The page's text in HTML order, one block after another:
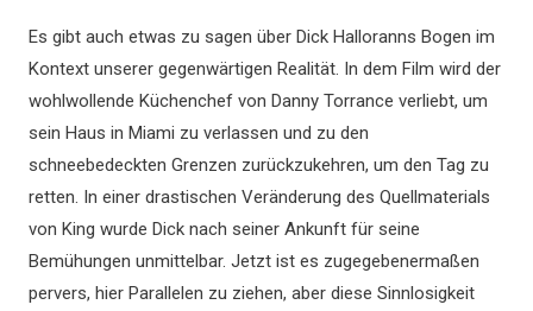
Es gibt auch etwas zu sagen über Dick Halloranns Bogen im
Kontext unserer gegenwärtigen Realität. In dem Film wird der
wohlwollende Küchenchef von Danny Torrance verliebt, um
sein Haus in Miami zu verlassen und zu den
schneebedeckten Grenzen zurückzukehren, um den Tag zu
retten. In einer drastischen Veränderung des Quellmaterials
von King wurde Dick nach seiner Ankunft für seine
Bemühungen unmittelbar. Jetzt ist es zugegebenermaßen
pervers, hier Parallelen zu ziehen, aber diese Sinnlosigkeit